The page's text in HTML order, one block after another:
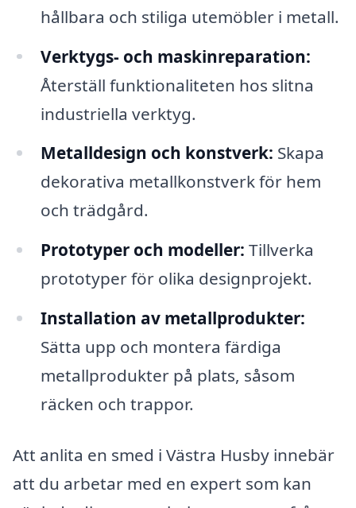
hållbara och stiliga utemöbler i metall.
Verktygs- och maskinreparation:
Återställ funktionaliteten hos slitna
industriella verktyg.
Metalldesign och konstverk: Skapa
dekorativa metallkonstverk för hem
och trädgård.
Prototyper och modeller: Tillverka
prototyper för olika designprojekt.
Installation av metallprodukter:
Sätta upp och montera färdiga
metallprodukter på plats, såsom
räcken och trappor.
Att anlita en smed i Västra Husby innebär
att du arbetar med en expert som kan